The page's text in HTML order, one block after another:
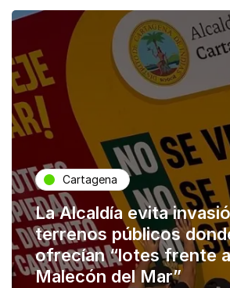
Cartagena
La Alcaldía evita
terrenos públicos
ofrecían “lotes frente
Malecón del Mar”